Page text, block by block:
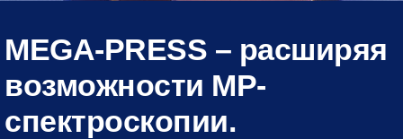
MEGA-PRESS – расширяя
возможности МР-
спектроскопии.